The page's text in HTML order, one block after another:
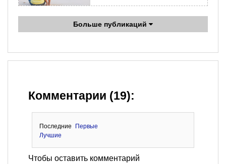
Больше публикаций
Комментарии (19):
Последние
Первые
Лучшие
Чтобы оставить комментарий